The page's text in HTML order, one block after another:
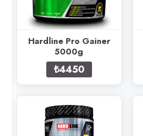
Hardline Pro Gainer
5000g
₺4450